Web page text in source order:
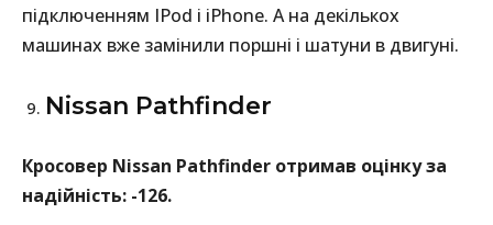
підключенням IPod і iPhone. А на декількох
машинах вже замінили поршні і шатуни в двигуні.
Nissan Pathfinder
Кросовер Nissan Pathfinder отримав оцінку за
надійність: -126.